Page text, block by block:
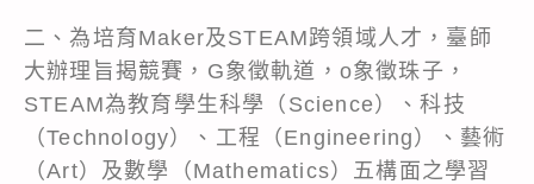
二、為培育Maker及STEAM跨領域人才，臺師
大辦理旨揭競賽，G象徵軌道，o象徵珠子，
STEAM為教育學生科學（Science）、科技
（Technology）、工程（Engineering）、藝術
（Art）及數學（Mathematics）五構面之學習